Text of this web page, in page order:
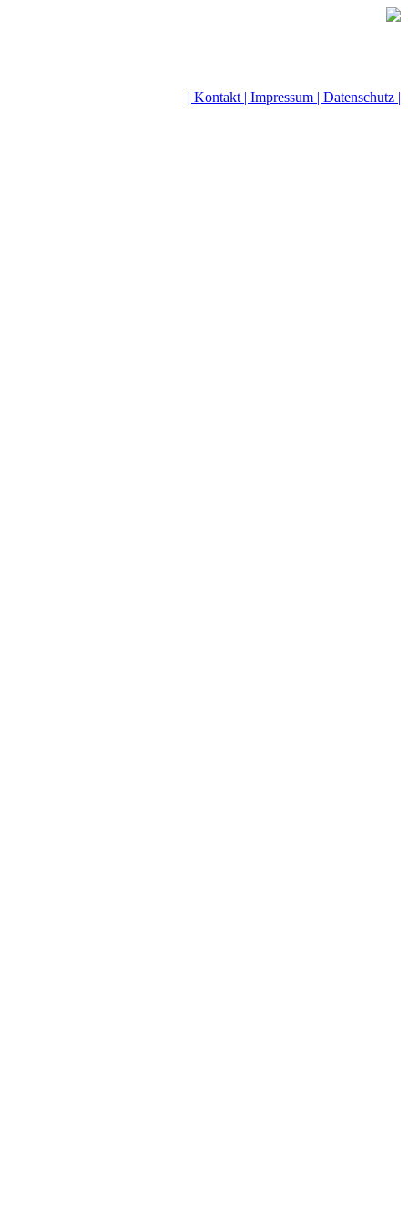
| Kontakt | Impressum | Datenschutz |